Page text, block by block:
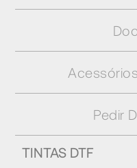
Pedir
TINTAS DTF